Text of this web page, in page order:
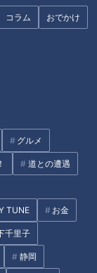
コラム おでかけ
グルメ
道との遭遇
TUNE お金
千里子
静岡